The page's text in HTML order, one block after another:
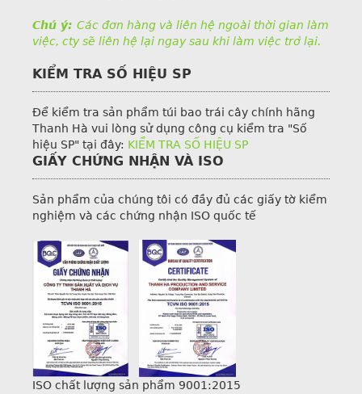
Chú ý: Các đơn hàng và liên hệ ngoài thời gian làm
việc, cty sẽ liên hệ lại ngay sau khi làm việc trở lại.
KIỂM TRA SỐ HIỆU SP
Để kiểm tra sản phẩm túi bao trái cây chính hãng
Thanh Hà vui lòng sử dụng công cụ kiểm tra "Số
hiệu SP" tại đây: KIỂM TRA SỐ HIỆU SP
GIẤY CHỨNG NHẬN VÀ ISO
Sản phẩm của chúng tôi có đầy đủ các giấy tờ kiểm
nghiệm và các chứng nhận ISO quốc tế
ISO chất lượng sản phẩm 9001:2015